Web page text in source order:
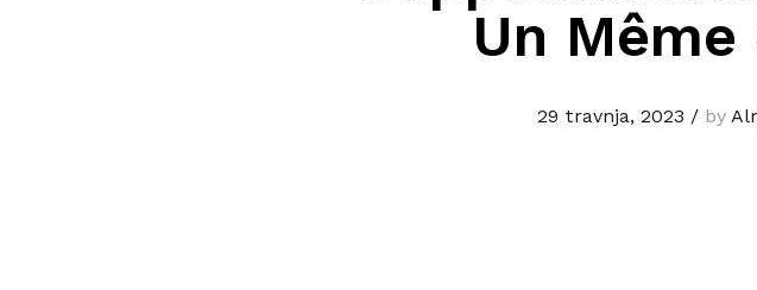
Un
29 travnja, 2023 /by